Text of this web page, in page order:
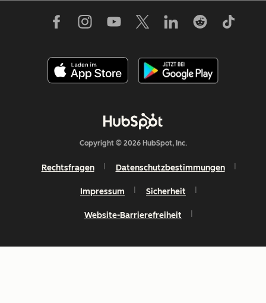
Copyright © 2026 HubSpot, Inc.
Rechtsfragen Datenschutzbestimmungen
Impressum Sicherheit
Website-Barrierefreiheit